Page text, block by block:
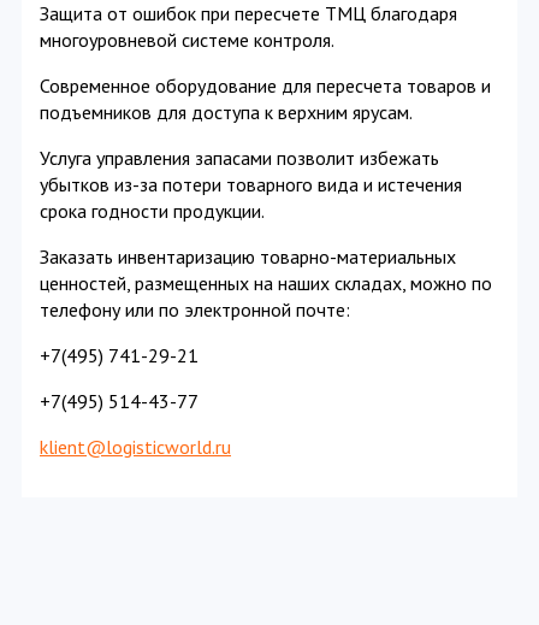
Защита от ошибок при пересчете ТМЦ благодаря
многоуровневой системе контроля.
Современное оборудование для пересчета товаров и
подъемников для доступа к верхним ярусам.
Услуга управления запасами позволит избежать
убытков из-за потери товарного вида и истечения
срока годности продукции.
Заказать инвентаризацию товарно-материальных
ценностей, размещенных на наших складах, можно по
телефону или по электронной почте:
+7(495) 741-29-21
+7(495) 514-43-77
klient@logisticworld.ru